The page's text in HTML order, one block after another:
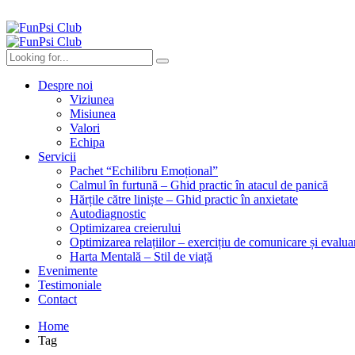
Despre noi
Viziunea
Misiunea
Valori
Echipa
Servicii
Pachet “Echilibru Emoțional”
Calmul în furtună – Ghid practic în atacul de panică
Hărțile către liniște – Ghid practic în anxietate
Autodiagnostic
Optimizarea creierului
Optimizarea relațiilor – exercițiu de comunicare și
Harta Mentală – Stil de viață
Evenimente
Testimoniale
Contact
Home
Tag